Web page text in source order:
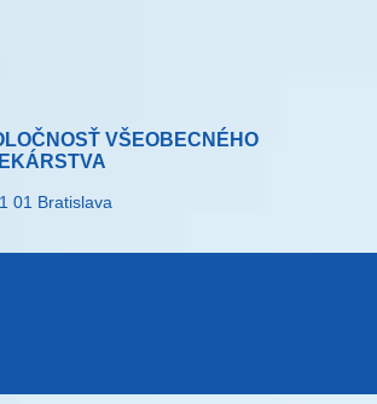
VŠEOBECNÉHO
01 Bratislava